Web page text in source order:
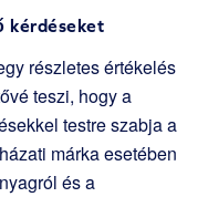
kérdéseket
részletes értékelés
teszi, hogy a
testre szabja a
márka esetében
és a